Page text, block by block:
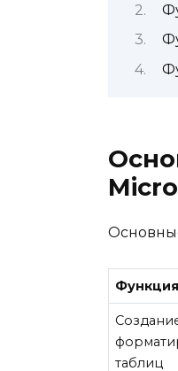
Функция
таблиц